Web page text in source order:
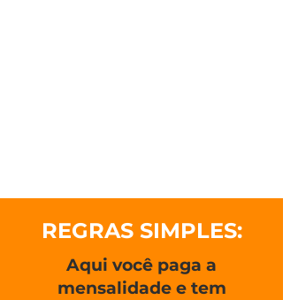
REGRAS SIMPLES:
Aqui você paga a
mensalidade e tem